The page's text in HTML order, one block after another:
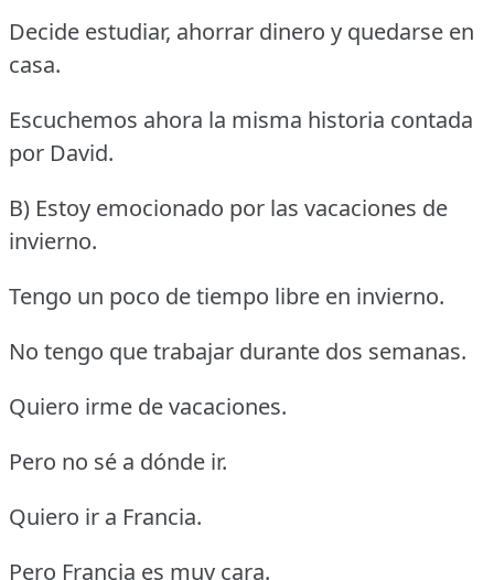
Decide estudiar, ahorrar dinero y quedarse en
casa.
Escuchemos ahora la misma historia contada
por David.
B) Estoy emocionado por las vacaciones de
invierno.
Tengo un poco de tiempo libre en invierno.
No tengo que trabajar durante dos semanas.
Quiero irme de vacaciones.
Pero no sé a dónde ir.
Quiero ir a Francia.
Pero Francia es muy cara.